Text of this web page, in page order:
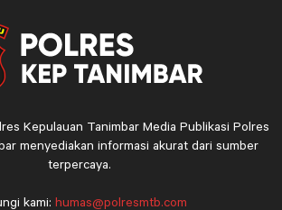
Kepulauan Tanimbar Media Publikasi Polres
menyediakan informasi akurat dari sumber
terpercaya.
kami: humas@polresmtb.com